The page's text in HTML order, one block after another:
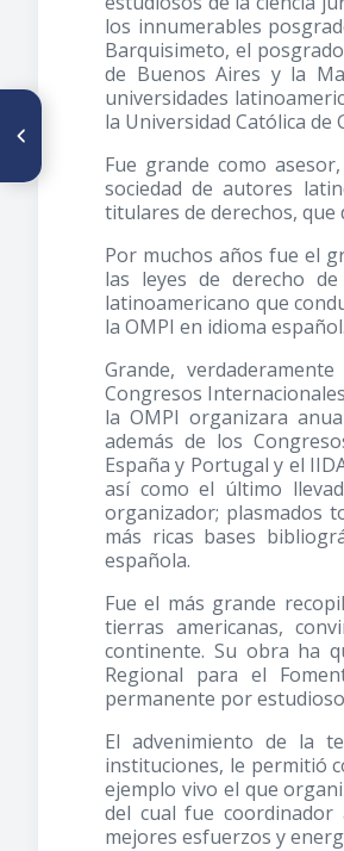
los innumerables
Barquisimeto, el
de Buenos Aires y la
universidades
la Universidad Católica
Fue grande como
sociedad de autores
titulares de derechos, que
Por muchos años fue el
las leyes de derecho
latinoamericano que
la OMPI en idioma español.
Grande,
Congresos
la OMPI organizara
además de los
España y Portugal y el
así como el último
organizador; plasmados
más ricas bases
española.
Fue el más grande
tierras americanas,
continente. Su obra ha
Regional para el
permanente por
El advenimiento de la
instituciones, le permitió
ejemplo vivo el que
del cual fue
mejores esfuerzos y
ARTÍCULO ANTERIOR